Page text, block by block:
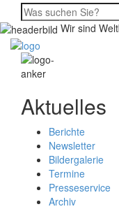
Wir sind
Aktuelles
Berichte
Newsletter
Bildergalerie
Termine
Presseservice
Archiv